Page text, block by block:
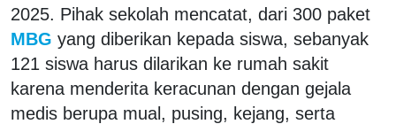
2025. Pihak sekolah mencatat, dari 300 paket
MBG yang diberikan kepada siswa, sebanyak
121 siswa harus dilarikan ke rumah sakit
karena menderita keracunan dengan gejala
medis berupa mual, pusing, kejang, serta